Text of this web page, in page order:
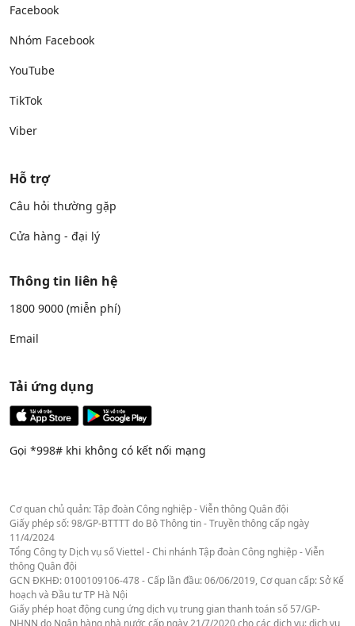
Facebook
Nhóm Facebook
YouTube
TikTok
Viber
Hỗ trợ
Câu hỏi thường gặp
Cửa hàng - đại lý
Thông tin liên hệ
1800 9000 (miễn phí)
Email
Tải ứng dụng
Gọi *998# khi không có kết nối mạng
Cơ quan chủ quản: Tập đoàn Công nghiệp - Viễn thông Quân đội
Giấy phép số: 98/GP-BTTTT do Bộ Thông tin - Truyền thông cấp ngày
11/4/2024
Tổng Công ty Dịch vụ số Viettel - Chi nhánh Tập đoàn Công nghiệp - Viễn
thông Quân đội
GCN ĐKHĐ: 0100109106-478 - Cấp lần đầu: 06/06/2019, Cơ quan cấp: Sở Kế
hoạch và Đầu tư TP Hà Nội
Giấy phép hoạt động cung ứng dịch vụ trung gian thanh toán số 57/GP-
NHNN do Ngân hàng nhà nước cấp ngày 21/7/2020 cho các dịch vụ: dịch vụ